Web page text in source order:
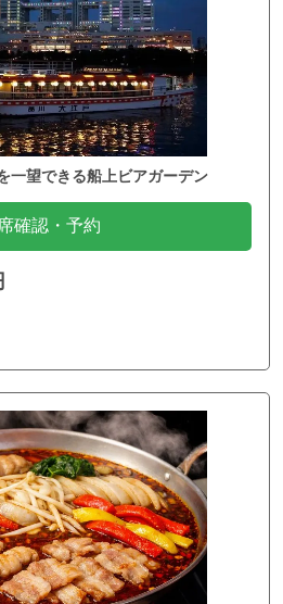
一望できる船上ビアガーデン
確認・予約